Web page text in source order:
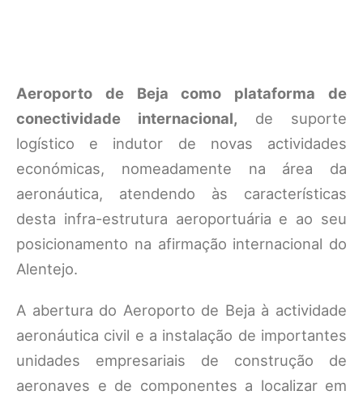
Aeroporto de Beja como plataforma de
conectividade internacional, de suporte
logístico e indutor de novas actividades
económicas, nomeadamente na área da
aeronáutica, atendendo às características
desta infra-estrutura aeroportuária e ao seu
posicionamento na afirmação internacional do
Alentejo.
A abertura do Aeroporto de Beja à actividade
aeronáutica civil e a instalação de importantes
unidades empresariais de construção de
aeronaves e de componentes a localizar em